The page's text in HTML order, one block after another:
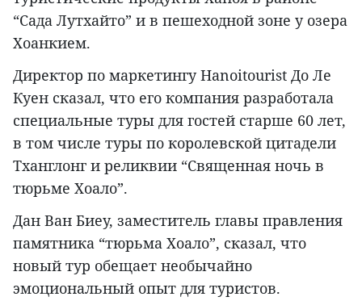
“Сада Лутхайто” и в пешеходной зоне у озера
Хоанкием.
Директор по маркетингу Hanoitourist До Ле
Куен сказал, что его компания разработала
специальные туры для гостей старше 60 лет,
в том числе туры по королевской цитадели
Тханглонг и реликвии “Священная ночь в
тюрьме Хоало”.
Дан Ван Биеу, заместитель главы правления
памятника “тюрьма Хоало”, сказал, что
новый тур обещает необычайно
эмоциональный опыт для туристов.